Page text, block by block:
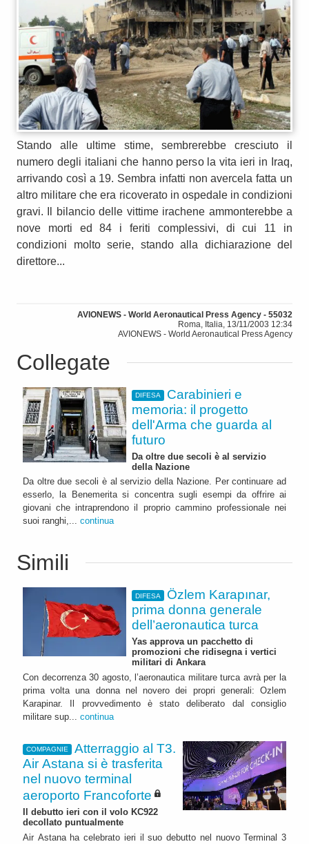
Stando alle ultime stime, sembrerebbe cresciuto il
numero degli italiani che hanno perso la vita ieri in Iraq,
arrivando così a 19. Sembra infatti non avercela fatta un
altro militare che era ricoverato in ospedale in condizioni
gravi. Il bilancio delle vittime irachene ammonterebbe a
nove morti ed 84 i feriti complessivi, di cui 11 in
condizioni molto serie, stando alla dichiarazione del
direttore...
AVIONEWS - World Aeronautical Press Agency - 55032
Roma, Italia, 13/11/2003 12:34
AVIONEWS - World Aeronautical Press Agency
Collegate
DIFESA
Carabinieri e
memoria: il progetto
dell'Arma che guarda al
futuro
Da oltre due secoli è al servizio
della Nazione
Da oltre due secoli è al servizio della Nazione. Per continuare ad
esserlo, la Benemerita si concentra sugli esempi da offrire ai
giovani che intraprendono il proprio cammino professionale nei
suoi ranghi,... continua
Simili
DIFESA
Özlem Karapınar,
prima donna generale
dell’aeronautica turca
Yas approva un pacchetto di
promozioni che ridisegna i vertici
militari di Ankara
Con decorrenza 30 agosto, l’aeronautica militare turca avrà per la
prima volta una donna nel novero dei propri generali: Ozlem
Karapinar. Il provvedimento è stato deliberato dal consiglio
militare sup... continua
COMPAGNIE
Atterraggio al T3.
Air Astana si è trasferita
nel nuovo terminal
aeroporto Francoforte
Il debutto ieri con il volo KC922
decollato puntualmente
Air Astana ha celebrato ieri il suo debutto nel nuovo Terminal 3